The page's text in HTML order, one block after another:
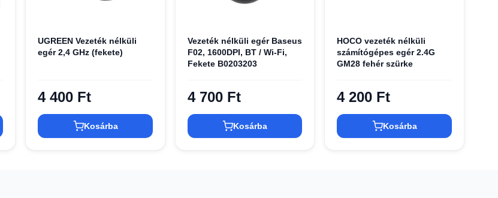
UGREEN Vezeték nélküli
egér 2,4 GHz (fekete)
4 400 Ft
Kosárba
Vezeték nélküli egér Baseus
F02, 1600DPI, BT / Wi-Fi,
Fekete B0203203
4 700 Ft
Kosárba
HOCO vezeték nélküli
számítógépes egér 2.4G
GM28 fehér szürke
4 200 Ft
Kosárba